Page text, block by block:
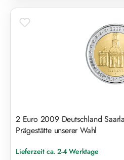
2 Euro 2009 Deutschland
Prägestätte unserer Wahl
Lieferzeit ca. 2-4 Werktage